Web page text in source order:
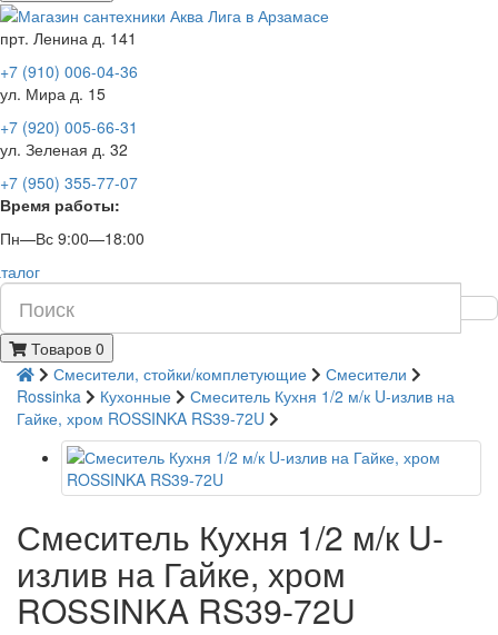
прт. Ленина д. 141
+7 (910) 006-04-36
ул. Мира д. 15
+7 (920) 005-66-31
ул. Зеленая д. 32
+7 (950) 355-77-07
Время работы:
Пн—Вс 9:00—18:00
Товаров 0
Смесители, стойки/комплетующие
Смесители
Rossinka
Кухонные
Смеситель Кухня 1/2 м/к U-излив на
Гайке, хром ROSSINKA RS39-72U
Смеситель Кухня 1/2 м/к U-
излив на Гайке, хром
ROSSINKA RS39-72U